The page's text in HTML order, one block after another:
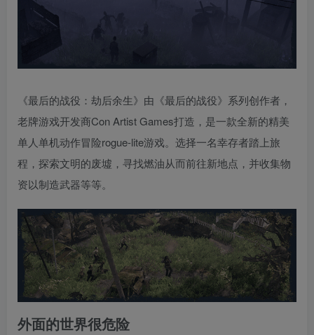
《最后的战役：劫后余生》由《最后的战役》系列创作者，
老牌游戏开发商Con Artist Games打造，是一款全新的精美
单人单机动作冒险rogue-lite游戏。选择一名幸存者踏上旅
程，探索文明的废墟，寻找燃油从而前往新地点，并收集物
资以制造武器等等。
外面的世界很危险